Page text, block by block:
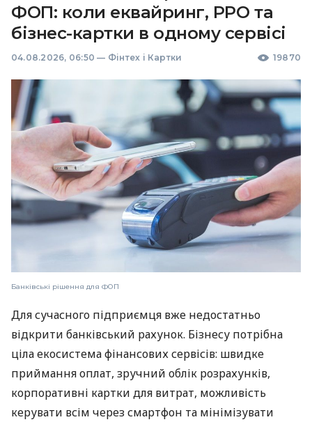
ФОП: коли еквайринг, РРО та
бізнес-картки в одному сервісі
04.08.2026, 06:50 — Фінтех і Картки 19870
Банківські рішення для ФОП
Для сучасного підприємця вже недостатньо
відкрити банківський рахунок. Бізнесу потрібна
ціла екосистема фінансових сервісів: швидке
приймання оплат, зручний облік розрахунків,
корпоративні картки для витрат, можливість
керувати всім через смартфон та мінімізувати